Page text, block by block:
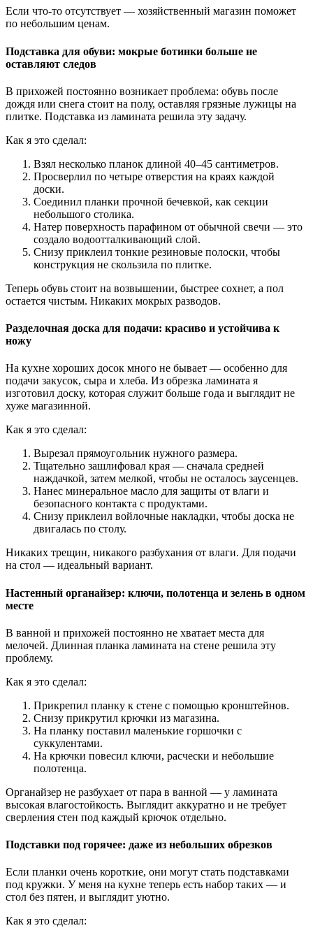
Если что-то отсутствует — хозяйственный магазин поможет
по небольшим ценам.
Подставка для обуви: мокрые ботинки больше не
оставляют следов
В прихожей постоянно возникает проблема: обувь после
дождя или снега стоит на полу, оставляя грязные лужицы на
плитке. Подставка из ламината решила эту задачу.
Как я это сделал:
Взял несколько планок длиной 40–45 сантиметров.
Просверлил по четыре отверстия на краях каждой
доски.
Соединил планки прочной бечевкой, как секции
небольшого столика.
Натер поверхность парафином от обычной свечи — это
создало водоотталкивающий слой.
Снизу приклеил тонкие резиновые полоски, чтобы
конструкция не скользила по плитке.
Теперь обувь стоит на возвышении, быстрее сохнет, а пол
остается чистым. Никаких мокрых разводов.
Разделочная доска для подачи: красиво и устойчива к
ножу
На кухне хороших досок много не бывает — особенно для
подачи закусок, сыра и хлеба. Из обрезка ламината я
изготовил доску, которая служит больше года и выглядит не
хуже магазинной.
Как я это сделал:
Вырезал прямоугольник нужного размера.
Тщательно зашлифовал края — сначала средней
наждачкой, затем мелкой, чтобы не осталось заусенцев.
Нанес минеральное масло для защиты от влаги и
безопасного контакта с продуктами.
Снизу приклеил войлочные накладки, чтобы доска не
двигалась по столу.
Никаких трещин, никакого разбухания от влаги. Для подачи
на стол — идеальный вариант.
Настенный органайзер: ключи, полотенца и зелень в одном
месте
В ванной и прихожей постоянно не хватает места для
мелочей. Длинная планка ламината на стене решила эту
проблему.
Как я это сделал:
Прикрепил планку к стене с помощью кронштейнов.
Снизу прикрутил крючки из магазина.
На планку поставил маленькие горшочки с
суккулентами.
На крючки повесил ключи, расчески и небольшие
полотенца.
Органайзер не разбухает от пара в ванной — у ламината
высокая влагостойкость. Выглядит аккуратно и не требует
сверления стен под каждый крючок отдельно.
Подставки под горячее: даже из небольших обрезков
Если планки очень короткие, они могут стать подставками
под кружки. У меня на кухне теперь есть набор таких — и
стол без пятен, и выглядит уютно.
Как я это сделал: